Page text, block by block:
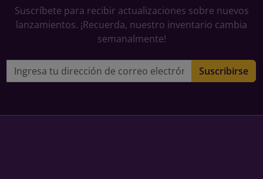
Suscríbete para recibir actualizaciones sobre nuevos
lanzamientos. ¡Recuerda, nuestro inventario cambia
semanalmente!
Dirección de correo electrónico Suscribirse